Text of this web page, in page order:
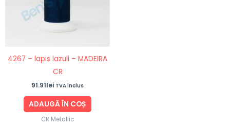
4267 – lapis lazuli – MADEIRA
CR
91.91lei TVA inclus
ADAUGĂ ÎN COȘ
CR Metallic